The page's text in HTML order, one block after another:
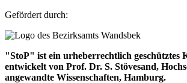
Gefördert durch:
"StoP" ist ein urheberrechtlich geschütztes
entwickelt von Prof. Dr. S. Stövesand,
angewandte Wissenschaften, Hamburg.